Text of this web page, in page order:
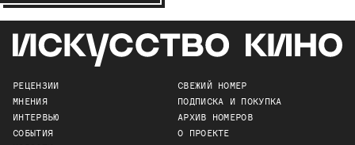
РЕЦЕНЗИИ
МНЕНИЯ
ИНТЕРВЬЮ
СОБЫТИЯ
СВЕЖИЙ НОМЕР
ПОДПИСКА И ПОКУПКА
АРХИВ НОМЕРОВ
О ПРОЕКТЕ